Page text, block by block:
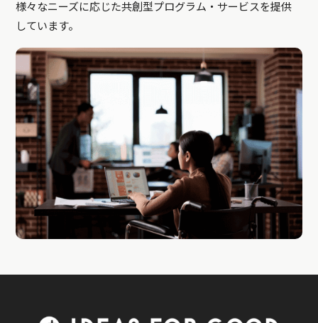
様々なニーズに応じた共創型プログラム・サービスを提供
しています。